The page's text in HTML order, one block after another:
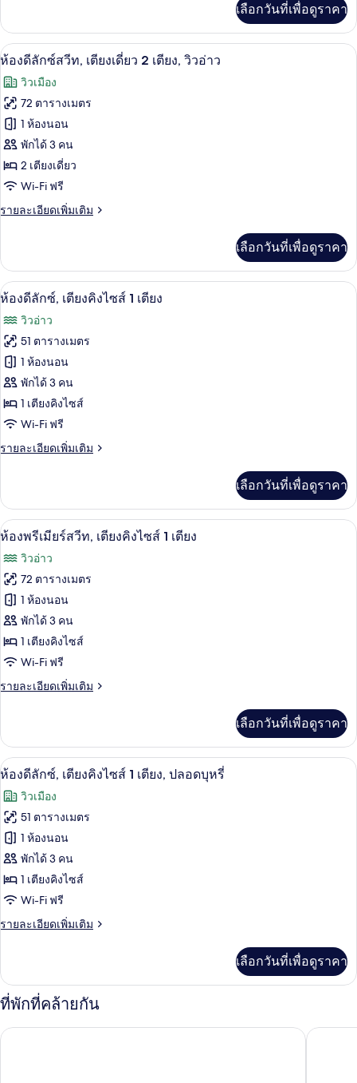
เดี่ยว
2
เตียง
เกี่ยว
กับ
ห้อง
ลัก
ซ์,
เตียง
เดี่ยว
2
เตียง
เลือกวันที่เพื่อดูราคา
เปิด
ภาพถ่าย
ทั้งหมด
ของ
ห้อง
ดี
ลัก
ซ์
เตียง
เดี่ยว
2
เตียง,
วิว
อ่าว
ห้องดีลักซ์สวีท, เตียงเดี่ยว 2 เตียง, วิ
6
ห้องดีลักซ์สวีท, เตียงเดี่ยว 2 เตียง, วิวอ่าว
วิวเมือง
72 ตารางเมตร
1 ห้องนอน
พักได้ 3 คน
2 เตียงเดี่ยว
Wi-Fi ฟรี
รายละเอียดเพิ่มเติม
ราย
เกี่ยว
กับ
ห้อง
ลัก
ซ์
สวี
ท,
เตียง
เดี่ยว
2
เตียง,
อ่าว
เลือกวันที่เพื่อดูราคา
เปิด
ภาพถ่าย
ทั้งหมด
ของ
ห้อง
ดี
ลัก
ซ์,
คิง
ไซส์
1
เตียง
ห้องดีลักซ์, เตียงคิงไซส์ 1 เตียง | เครื่
12
ห้องดีลักซ์, เตียงคิงไซส์ 1 เตียง
วิวอ่าว
51 ตารางเมตร
1 ห้องนอน
พักได้ 3 คน
1 เตียงคิงไซส์
Wi-Fi ฟรี
รายละเอียดเพิ่มเติม
ราย
เกี่ยว
กับ
ห้อง
ลัก
ซ์,
เตียง
คิง
ไซส์
เตียง
เลือกวันที่เพื่อดูราคา
เปิด
ภาพถ่าย
ทั้งหมด
ของ
ห้อง
พรีเมียร์
สวีท,
เตียง
ไซส์
1
เตียง
ห้องพรีเมียร์สวีท, เตียงคิงไซส์ 1 เตียง
13
ห้องพรีเมียร์สวีท, เตียงคิงไซส์ 1 เตียง
วิวอ่าว
72 ตารางเมตร
1 ห้องนอน
พักได้ 3 คน
1 เตียงคิงไซส์
Wi-Fi ฟรี
รายละเอียดเพิ่มเติม
ราย
เกี่ยว
กับ
ห้อง
สวี
ท,
เตียง
คิง
ไซส์
เตียง
เลือกวันที่เพื่อดูราคา
เปิด
ภาพถ่าย
ทั้งหมด
ของ
ห้อง
ดี
ลัก
ซ์,
คิง
ไซส์
เตียง,
เครื่องนอนระดับพรีเมียม, ผ้านวมขนเ
11
ห้องดีลักซ์, เตียงคิงไซส์ 1 เตียง, ปลอดบุหรี่
วิวเมือง
51 ตารางเมตร
1 ห้องนอน
พักได้ 3 คน
1 เตียงคิงไซส์
Wi-Fi ฟรี
รายละเอียดเพิ่มเติม
ราย
เกี่ยว
กับ
ห้อง
ลัก
เลือกวันที่เพื่อดูราคา
ที่พักที่คล้ายกัน
แพน แปซิฟิก สิงคโปร์ แมนดาริ